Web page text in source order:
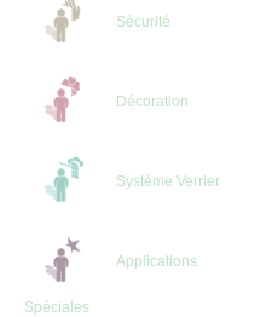
Sécurité
Décoration
Système Verrier
Applications
Spéciales